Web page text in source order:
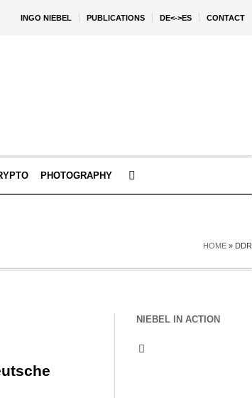
INGO NIEBEL PUBLICATIONS DE<->ES CONTACT
PHOTOGRAPHY
HOME » DDR
NIEBEL IN ACTION